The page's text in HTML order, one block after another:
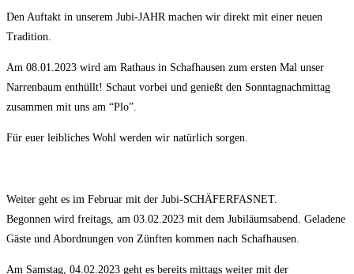
Den Auftakt in unserem Jubi-JAHR machen wir direkt mit einer neuen
Tradition.
Am 08.01.2023 wird am Rathaus in Schafhausen zum ersten Mal unser
Narrenbaum enthüllt! Schaut vorbei und genießt den Sonntagnachmittag
zusammen mit uns am “Plo”.
Für euer leibliches Wohl werden wir natürlich sorgen.
Weiter geht es im Februar mit der Jubi-SCHÄFERFASNET.
Begonnen wird freitags, am 03.02.2023 mit dem Jubiläumsabend. Geladene
Gäste und Abordnungen von Zünften kommen nach Schafhausen.
Am Samstag, 04.02.2023 geht es bereits mittags weiter mit der